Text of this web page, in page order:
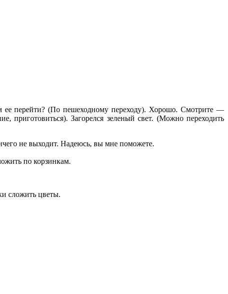
ее перейти? (По пешеходному переходу). Хорошо. Смотрите —
приготовиться). Загорелся зеленый свет. (Можно переходить
не выходит. Надеюсь, вы мне поможете.
по корзинкам.
сложить цветы.